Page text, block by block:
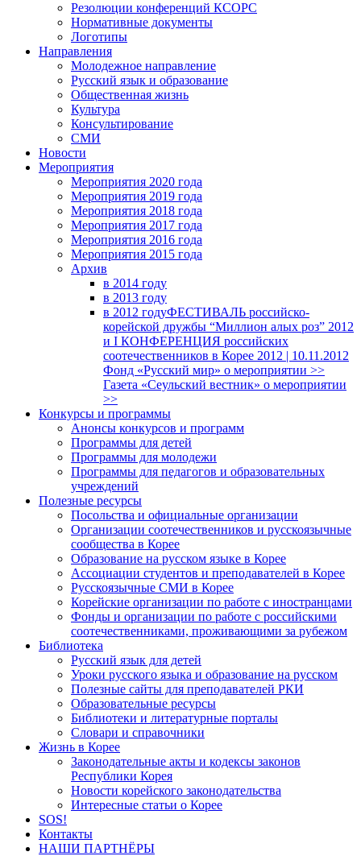
Резолюции конференций КСОРС
Нормативные документы
Логотипы
Направления
Молодежное направление
Русский язык и образование
Общественная жизнь
Культура
Консультирование
СМИ
Новости
Мероприятия
Мероприятия 2020 года
Мероприятия 2019 года
Мероприятия 2018 годa
Мероприятия 2017 года
Мероприятия 2016 года
Мероприятия 2015 года
Архив
в 2014 году
в 2013 году
в 2012 годуФЕСТИВАЛЬ российско-
корейской дружбы “Миллион алых роз” 2012
и I КОНФЕРЕНЦИЯ российских
соотечественников в Корее 2012 | 10.11.2012
Фонд «Русский мир» о мероприятии >>
Газета «Сеульский вестник» о мероприятии
>>
Конкурсы и программы
Анонсы конкурсов и программ
Программы для детей
Программы для молодежи
Программы для педагогов и образовательных
учреждений
Полезные ресурсы
Посольства и официальные организации
Организации соотечественников и русскоязычные
сообщества в Корее
Образование на русском языке в Корее
Ассоциации студентов и преподавателей в Корее
Русскоязычные СМИ в Корее
Корейские организации по работе с иностранцами
Фонды и организации по работе с российскими
соотечественниками, проживающими за рубежом
Библиотека
Русский язык для детей
Уроки русского языка и образование на русском
Полезные сайты для преподавателей РКИ
Образовательные ресурсы
Библиотеки и литературные порталы
Словари и справочники
Жизнь в Корее
Законодательные акты и кодексы законов
Республики Корея
Новости корейского законодательства
Интересные статьи о Корее
SOS!
Контакты
НАШИ ПАРТНЁРЫ